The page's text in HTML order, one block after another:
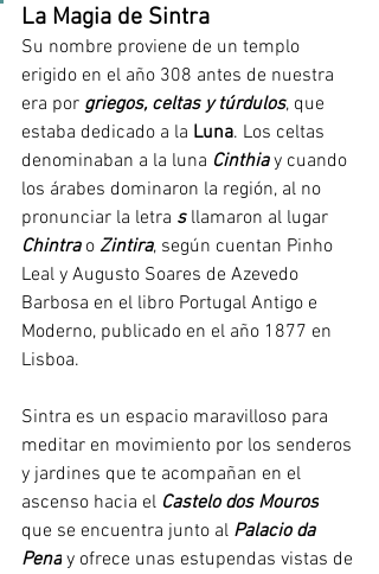
La Magia de Sintra
Su nombre proviene de un templo
erigido en el año 308 antes de nuestra
era por griegos, celtas y túrdulos, que
estaba dedicado a la Luna. Los celtas
denominaban a la luna Cinthia y cuando
los árabes dominaron la región, al no
pronunciar la letra s llamaron al lugar
Chintra o Zintira, según cuentan Pinho
Leal y Augusto Soares de Azevedo
Barbosa en el libro Portugal Antigo e
Moderno, publicado en el año 1877 en
Lisboa.
Sintra es un espacio maravilloso para
meditar en movimiento por los senderos
y jardines que te acompañan en el
ascenso hacia el Castelo dos Mouros
que se encuentra junto al Palacio da
Pena y ofrece unas estupendas vistas de